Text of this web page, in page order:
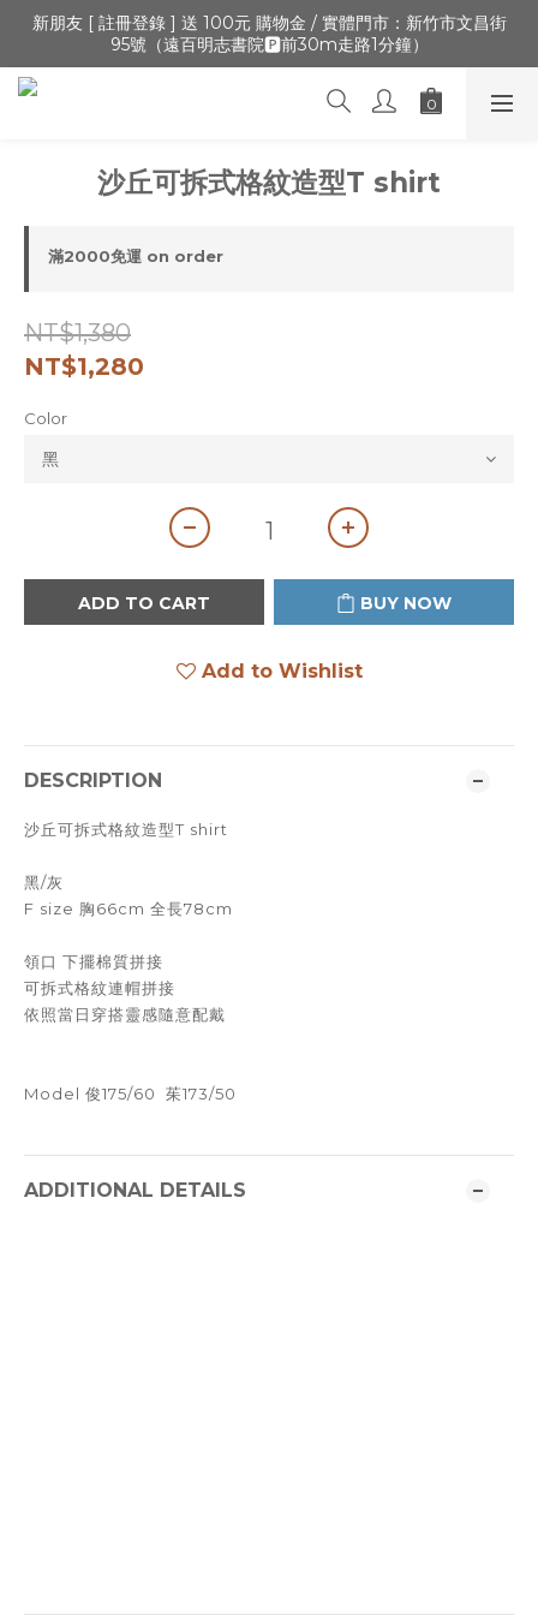
🔺「會員制」新開張,加入會員,全通路可累積紅利 >登入官網 > 個
人資訊 > 填寫正確「生日」收生日禮金
新朋友 [ 註冊登錄 ] 送 100元 購物金 / 實體門市：新竹市文昌街
95號（遠百明志書院🅿️前30m走路1分鐘）
🔺「會員制」新開張,加入會員,全通路可累積紅利 >登入官網 > 個
人資訊 > 填寫正確「生日」收生日禮金
沙丘可拆式格紋造型T shirt
滿2000免運 on order
NT$1,380
NT$1,280
Color
ADD TO CART BUY NOW
Add to Wishlist
DESCRIPTION
沙丘可拆式格紋造型T shirt
黑/灰
F size 胸66cm 全長78cm
領口 下擺棉質拼接
可拆式格紋連帽拼接
依照當日穿搭靈感隨意配戴
Model 俊175/60 茱173/50
ADDITIONAL DETAILS